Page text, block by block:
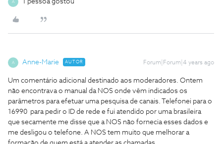
A 1 pessoa gostou
A Anne-Marie AUTOR Forum|Forum|4 years ago
Um comentário adicional destinado aos moderadores. Ontem
não encontrava o manual da NOS onde vêm indicados os
parâmetros para efetuar uma pesquisa de canais. Telefonei para o
16990 para pedir o ID de rede e fui atendido por uma brasileira
que secamente me disse que a NOS não fornecia esses dados e
me desligou o telefone. A NOS tem muito que melhorar a